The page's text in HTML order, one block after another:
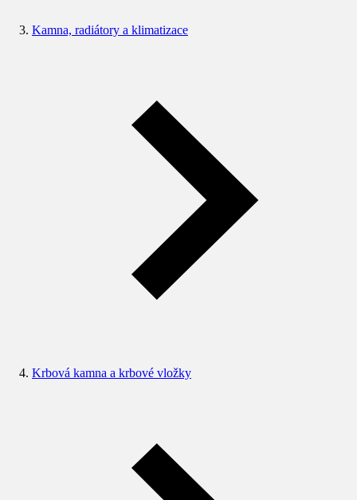
Kamna, radiátory a klimatizace
Krbová kamna a krbové vložky